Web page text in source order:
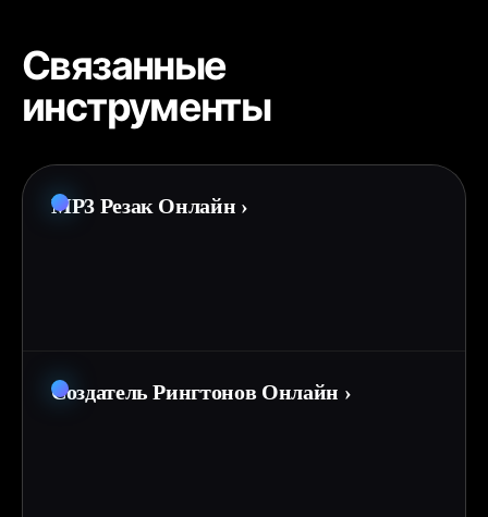
Связанные
инструменты
MP3 Резак Онлайн ›
Создатель Рингтонов Онлайн ›